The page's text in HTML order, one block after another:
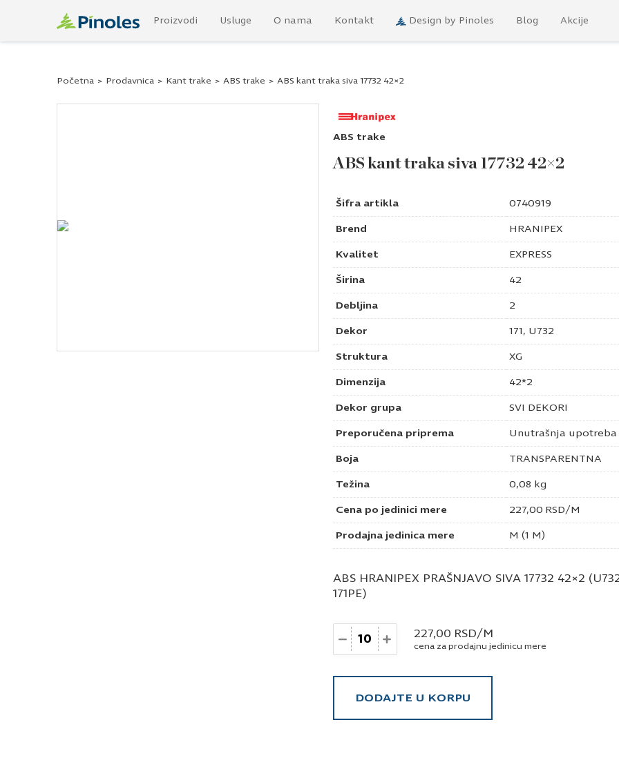
Proizvodi Usluge O nama Kontakt Design by Pinoles Blog Akcije
Početna > Prodavnica > Kant trake > ABS trake > ABS kant traka siva 17732 42×2
ABS trake
ABS kant traka siva 17732 42×2
Šifra artikla 0740919
Brend HRANIPEX
Kvalitet EXPRESS
Širina 42
Debljina 2
Dekor 171, U732
Struktura XG
Dimenzija 42*2
Dekor grupa SVI DEKORI
Preporučena priprema Unutrašnja upotreba
Boja TRANSPARENTNA
Težina 0,08 kg
Cena po jedinici mere 227,00 RSD/M
Prodajna jedinica mere M (1 M)
ABS HRANIPEX PRAŠNJAVO SIVA 17732 42×2
171PE)
Količina 227,00 RSD/M
cena za prodajnu jedinicu mere
DODAJTE U KORPU